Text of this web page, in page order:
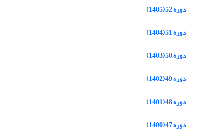
دوره 52 (1405)
دوره 51 (1404)
دوره 50 (1403)
دوره 49 (1402)
دوره 48 (1401)
دوره 47 (1400)